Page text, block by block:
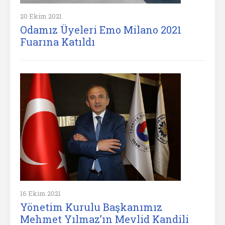
20 Ekim 2021
Odamız Üyeleri Emo Milano 2021
Fuarına Katıldı
16 Ekim 2021
Yönetim Kurulu Başkanımız
Mehmet Yılmaz’ın Mevlid Kandili